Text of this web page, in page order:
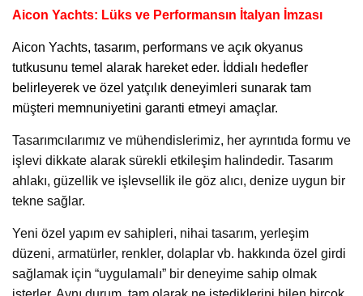
Aicon Yachts: Lüks ve Performansın İtalyan İmzası
Aicon Yachts, tasarım, performans ve açık okyanus
tutkusunu temel alarak hareket eder. İddialı hedefler
belirleyerek ve özel yatçılık deneyimleri sunarak tam
müşteri memnuniyetini garanti etmeyi amaçlar.
Tasarımcılarımız ve mühendislerimiz, her ayrıntıda formu ve
işlevi dikkate alarak sürekli etkileşim halindedir. Tasarım
ahlakı, güzellik ve işlevsellik ile göz alıcı, denize uygun bir
tekne sağlar.
Yeni özel yapım ev sahipleri, nihai tasarım, yerleşim
düzeni, armatürler, renkler, dolaplar vb. hakkında özel girdi
sağlamak için “uygulamalı” bir deneyime sahip olmak